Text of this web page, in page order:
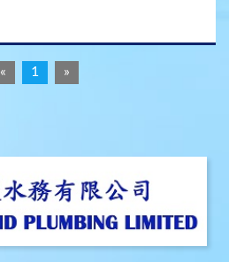
« 1 »